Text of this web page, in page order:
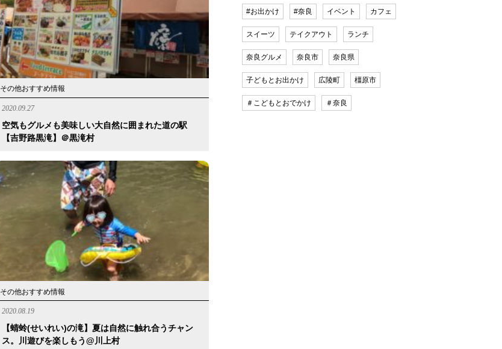
その他おすすめ情報
2020.09.27
空気もグルメも美味しい大自然に囲まれた道の駅
【吉野路黒滝】＠黒滝村
その他おすすめ情報
2020.08.19
【蜻蛉(せいれい)の滝】夏は自然に触れ合うチャン
ス。川遊びを楽しもう@川上村
#お出かけ #奈良 イベント カフェ
スイーツ テイクアウト ランチ
奈良グルメ 奈良市 奈良県
子どもとお出かけ 広陵町 橿原市
＃こどもとおでかけ ＃奈良